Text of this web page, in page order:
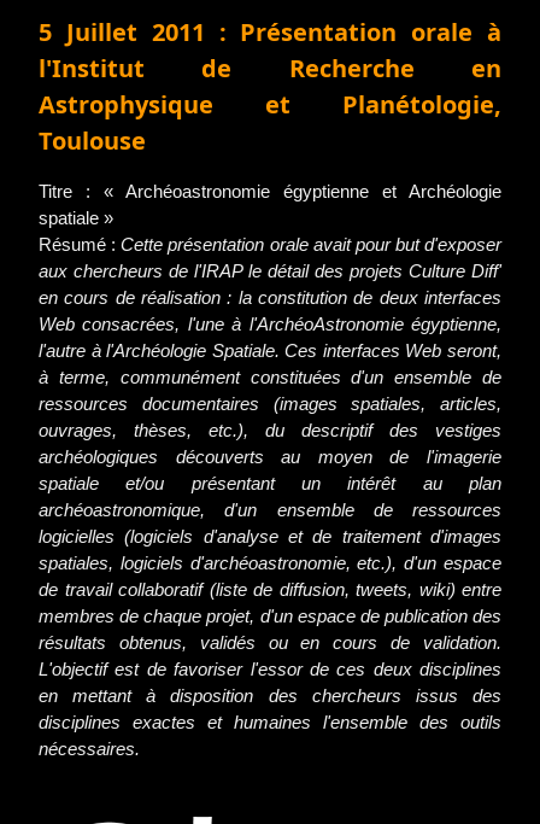
5 Juillet 2011 : Présentation orale à
l'Institut de Recherche en
Astrophysique et Planétologie,
Toulouse
Titre : « Archéoastronomie égyptienne et Archéologie
spatiale »
Résumé :Cette présentation orale avait pour but d'exposer
aux chercheurs de l'IRAP le détail des projets Culture Diff'
en cours de réalisation : la constitution de deux interfaces
Web consacrées, l'une à l'ArchéoAstronomie égyptienne,
l'autre à l'Archéologie Spatiale. Ces interfaces Web seront,
à terme, communément constituées d'un ensemble de
ressources documentaires (images spatiales, articles,
ouvrages, thèses, etc.), du descriptif des vestiges
archéologiques découverts au moyen de l'imagerie
spatiale et/ou présentant un intérêt au plan
archéoastronomique, d'un ensemble de ressources
logicielles (logiciels d'analyse et de traitement d'images
spatiales, logiciels d'archéoastronomie, etc.), d'un espace
de travail collaboratif (liste de diffusion, tweets, wiki) entre
membres de chaque projet, d'un espace de publication des
résultats obtenus, validés ou en cours de validation.
L'objectif est de favoriser l'essor de ces deux disciplines
en mettant à disposition des chercheurs issus des
disciplines exactes et humaines l'ensemble des outils
nécessaires.